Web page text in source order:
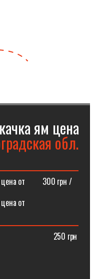
ям цена
обл.
цена от⠀⠀⠀300 грн /
от
грн